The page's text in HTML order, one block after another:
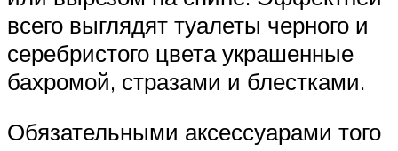
всего выглядят туалеты черного и
серебристого цвета украшенные
бахромой, стразами и блестками.
Обязательными аксессуарами того